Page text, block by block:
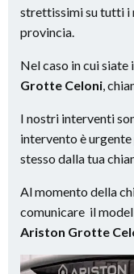
strettissimi su tutti i
provincia.
Nel caso in cui siate
Grotte Celoni ,
I nostri interventi
intervento è
stesso dalla tua
Al momento della
comunicare il
Ariston Grotte